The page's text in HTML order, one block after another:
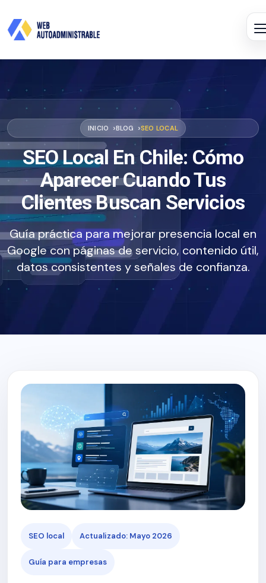
INICIO BLOG SEO LOCAL
SEO Local En Chile: Cómo
Aparecer Cuando Tus
Clientes Buscan Servicios
Guía práctica para mejorar presencia local en
Google con páginas de servicio, contenido útil,
datos consistentes y señales de confianza.
SEO local Actualizado: Mayo 2026
Guía para empresas